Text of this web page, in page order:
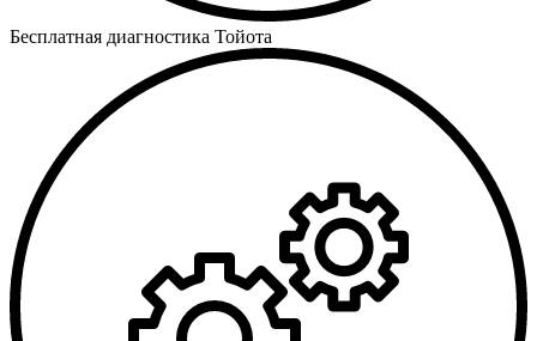
Бесплатная диагностика Тойота